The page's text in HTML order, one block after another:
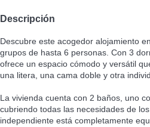
Descripción
Descubre este acogedor alojamiento
grupos de hasta 6 personas. Con 3
ofrece un espacio cómodo y versátil
una litera, una cama doble y otra
La vivienda cuenta con 2 baños, uno
cubriendo todas las necesidades de
independiente está completamente